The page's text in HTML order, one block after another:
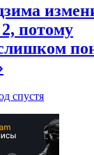
потому
спустя